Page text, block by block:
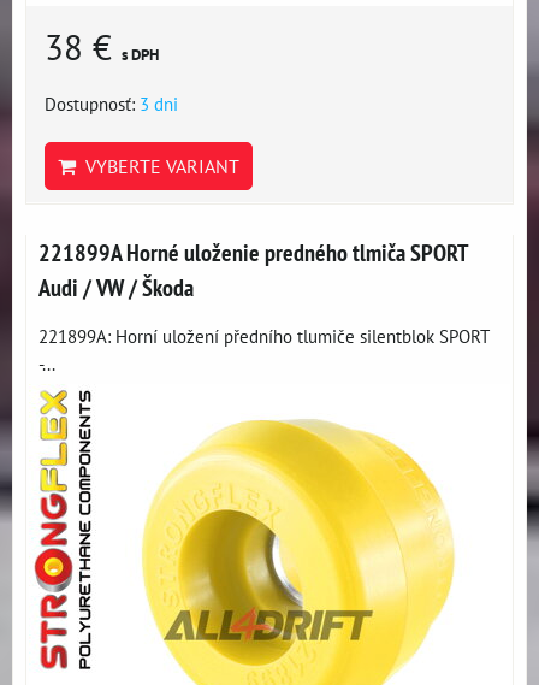
38 € s DPH
Dostupnosť: 3 dni
VYBERTE VARIANT
221899A Horné uloženie predného tlmiča SPORT
Audi / VW / Škoda
221899A: Horní uložení předního tlumiče silentblok SPORT
-...